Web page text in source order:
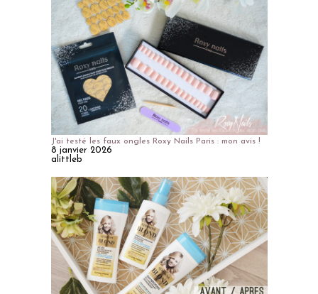
J'ai testé les faux ongles Roxy Nails Paris : mon avis !
8 janvier 2026
alittleb